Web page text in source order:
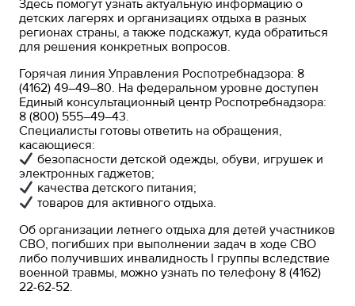
Здесь помогут узнать актуальную информацию о
детских лагерях и организациях отдыха в разных
регионах страны, а также подскажут, куда обратиться
для решения конкретных вопросов.
Горячая линия Управления Роспотребнадзора: 8
(4162) 49–49–80. На федеральном уровне доступен
Единый консультационный центр Роспотребнадзора:
8 (800) 555–49–43.
Специалисты готовы ответить на обращения,
касающиеся:
безопасности детской одежды, обуви, игрушек и
электронных гаджетов;
качества детского питания;
товаров для активного отдыха.
Об организации летнего отдыха для детей участников
СВО, погибших при выполнении задач в ходе СВО
либо получивших инвалидность I группы вследствие
военной травмы, можно узнать по телефону 8 (4162)
22-62-52.